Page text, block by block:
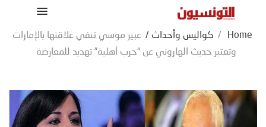
Home
/ كواليس وأحداث / عبير موسي تنفي علاقتها بالإمارات
وتعتبر حديث الهاروني عن “حرب أهلية” تهديد للمعارضة